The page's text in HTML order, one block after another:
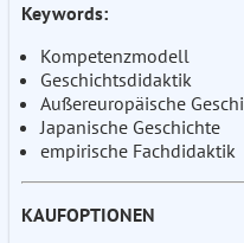
Keywords:
Kompetenzmodell
Geschichtsdidaktik
Außereuropäische
Japanische Geschichte
empirische Fachdidaktik
KAUFOPTIONEN